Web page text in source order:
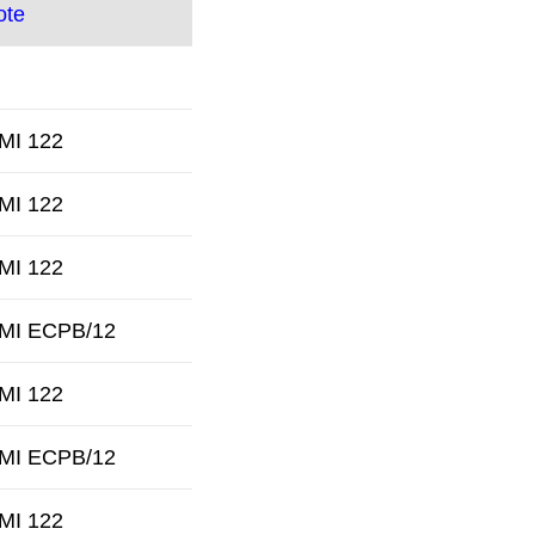
122
122
122
ECPB/12
122
ECPB/12
122